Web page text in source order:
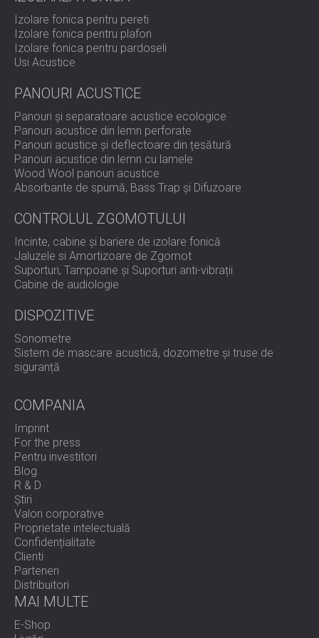
Izolare fonica pentru pereti
Izolare fonica pentru plafon
Izolare fonica pentru pardoseli
Usi Acustice
PANOURI ACUSTICE
Panouri și separatoare acustice ecologice
Panouri acustice din lemn perforate
Panouri acustice și deflectoare din țesătură
Panouri acustice din lemn cu lamele
Wood Wool panouri acustice
Absorbante de spumă, Bass Trap și Difuzoare
CONTROLUL ZGOMOTULUI
Incinte, cabine și bariere de izolare fonică
Jaluzele si Amortizoare de Zgomot
Suporturi, Tampoane și Suporturi anti-vibrații
Cabine de audiologie
DISPOZITIVE
Sonometre
Sistem de mascare acustică, dozometre și truse de
siguranță
COMPANIA
Imprint
For the press
Pentru investitori
Blog
R & D
Știri
Valori corporative
Proprietate intelectuală
Confidențialitate
Clienti
Parteneri
Distribuitori
MAI MULTE
E-Shop